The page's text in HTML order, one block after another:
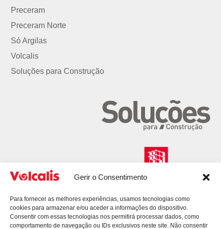
Gerir o Consentimento
Para fornecer as melhores experiências, usamos tecnologias como
cookies para armazenar e/ou aceder a informações do dispositivo.
Consentir com essas tecnologias nos permitirá processar dados, como
comportamento de navegação ou IDs exclusivos neste site. Não consentir
Preceram
Preceram Norte
Só Argilas
Volcalis
Soluções para Construção